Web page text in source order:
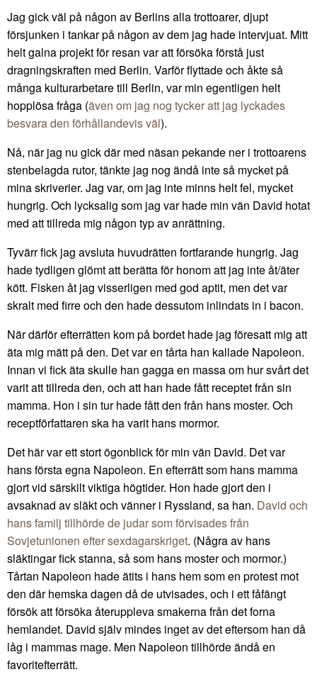
Jag gick väl på någon av Berlins alla trottoarer, djupt
försjunken i tankar på någon av dem jag hade intervjuat. Mitt
helt galna projekt för resan var att försöka förstå just
dragningskraften med Berlin. Varför flyttade och åkte så
många kulturarbetare till Berlin, var min egentligen helt
hopplösa fråga (även om jag nog tycker att jag lyckades
besvara den förhållandevis väl).
Nå, när jag nu gick där med näsan pekande ner i trottoarens
stenbelagda rutor, tänkte jag nog ändå inte så mycket på
mina skriverier. Jag var, om jag inte minns helt fel, mycket
hungrig. Och lycksalig som jag var hade min vän David hotat
med att tillreda mig någon typ av anrättning.
Tyvärr fick jag avsluta huvudrätten fortfarande hungrig. Jag
hade tydligen glömt att berätta för honom att jag inte åt/äter
kött. Fisken åt jag visserligen med god aptit, men det var
skralt med firre och den hade dessutom inlindats in i bacon.
När därför efterrätten kom på bordet hade jag föresatt mig att
äta mig mätt på den. Det var en tårta han kallade Napoleon.
Innan vi fick äta skulle han gagga en massa om hur svårt det
varit att tillreda den, och att han hade fått receptet från sin
mamma. Hon i sin tur hade fått den från hans moster. Och
receptförfattaren ska ha varit hans mormor.
Det här var ett stort ögonblick för min vän David. Det var
hans första egna Napoleon. En efterrätt som hans mamma
gjort vid särskilt viktiga högtider. Hon hade gjort den i
avsaknad av släkt och vänner i Ryssland, sa han. David och
hans familj tillhörde de judar som förvisades från
Sovjetunionen efter sexdagarskriget. (Några av hans
släktingar fick stanna, så som hans moster och mormor.)
Tårtan Napoleon hade ätits i hans hem som en protest mot
den där hemska dagen då de utvisades, och i ett fåfängt
försök att försöka återuppleva smakerna från det forna
hemlandet. David själv mindes inget av det eftersom han då
låg i mammas mage. Men Napoleon tillhörde ändå en
favoritefterrätt.